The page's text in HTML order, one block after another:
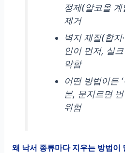
정제(알코올
제거
벽지 재질(합지
인이 먼저, 실
약함
어떤 방법이든
본, 문지르면
위험
왜 낙서 종류마다 지우는 방법이